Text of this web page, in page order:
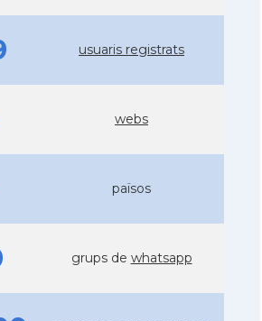
usuaris registrats
webs
països
grups de whatsapp